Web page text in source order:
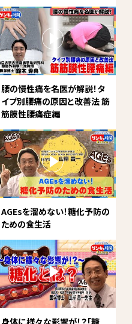
腰の慢性痛を名医が解説！タ
イプ別腰痛の原因と改善法 筋
筋膜性腰痛症編
AGEsを溜めない！糖化予防の
ための食生活
身体に様々な影響が！？「糖